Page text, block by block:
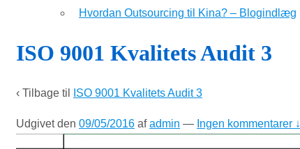
Hvordan Outsourcing til Kina? – Blogindlæg
ISO 9001 Kvalitets Audit 3
‹ Tilbage til ISO 9001 Kvalitets Audit 3
Udgivet den 09/05/2016 afadmin — Ingen kommentarer ↓